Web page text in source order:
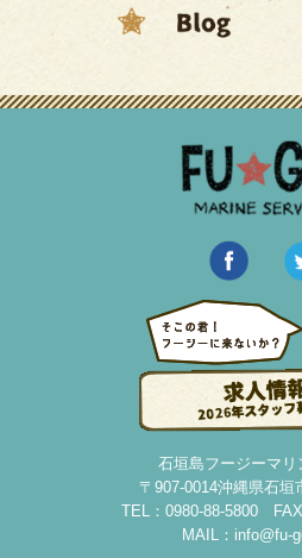
石垣島フージーマリ
〒907-0014沖縄県石垣
TEL：0980-88-5800
MAIL： info@fu-